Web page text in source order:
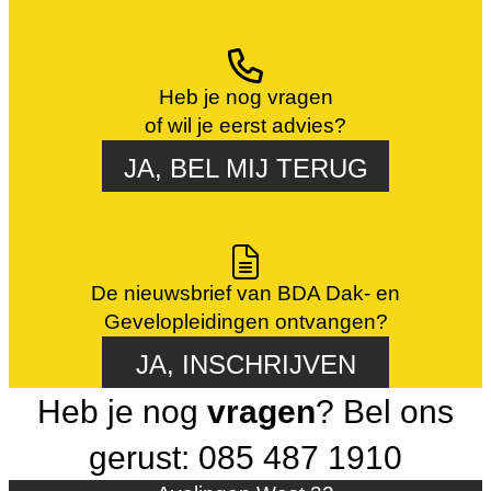
Heb je nog vragen
of wil je eerst advies?
JA, BEL MIJ TERUG
De nieuwsbrief van BDA Dak- en
Gevelopleidingen ontvangen?
JA, INSCHRIJVEN
Heb je nog vragen? Bel ons
gerust: 085 487 1910